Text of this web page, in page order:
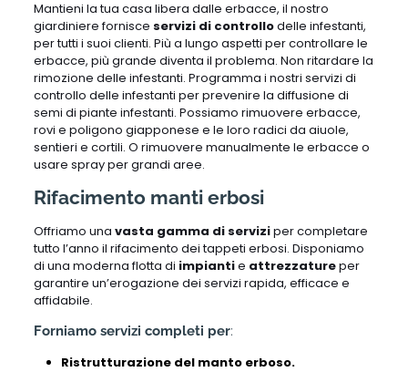
Mantieni la tua casa libera dalle erbacce, il nostro
giardiniere fornisce servizi di controllodelle infestanti,
per tutti i suoi clienti. Più a lungo aspetti per controllare le
erbacce, più grande diventa il problema. Non ritardare la
rimozione delle infestanti. Programma i nostri servizi di
controllo delle infestanti per prevenire la diffusione di
semi di piante infestanti. Possiamo rimuovere erbacce,
rovi e poligono giapponese e le loro radici da aiuole,
sentieri e cortili. O rimuovere manualmente le erbacce o
usare spray per grandi aree.
Rifacimento manti erbosi
Offriamo una vasta gamma di serviziper completare
tutto l’anno il rifacimento dei tappeti erbosi. Disponiamo
di una moderna flotta di impiantie attrezzatureper
garantire un’erogazione dei servizi rapida, efficace e
affidabile.
Forniamo servizi completi per:
Ristrutturazione del manto erboso.